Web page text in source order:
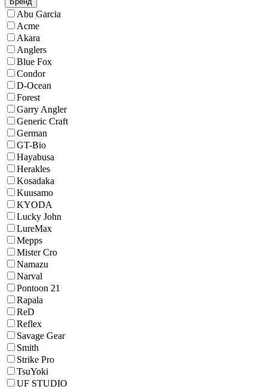
Abu Garcia
Acme
Akara
Anglers
Blue Fox
Condor
D-Ocean
Forest
Garry Angler
Generic Craft
German
GT-Bio
Hayabusa
Herakles
Kosadaka
Kuusamo
KYODA
Lucky John
LureMax
Mepps
Mister Cro
Namazu
Narval
Pontoon 21
Rapala
ReD
Reflex
Savage Gear
Smith
Strike Pro
TsuYoki
UF STUDIO